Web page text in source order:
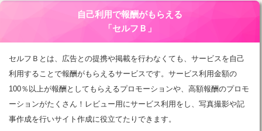
自己利用で報酬がもらえる
「セルフＢ」
セルフＢとは、広告との提携や掲載を行わなくても、サービスを自己
利用することで報酬がもらえるサービスです。サービス利用金額の
100％以上が報酬としてもらえるプロモーションや、高額報酬のプロモ
ーションがたくさん！レビュー用にサービス利用をし、写真撮影や記
事作成を行いサイト作成に役立てたりできます。